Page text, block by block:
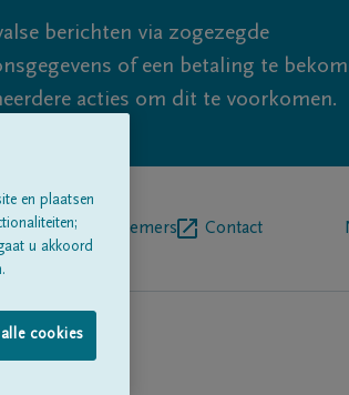
berichten via zogezegde
of een betaling te
acties om dit te voorkomen.
Contact
en plaatsen
u akkoord
cookies